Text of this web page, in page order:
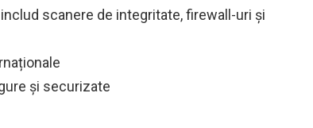
scanere de integritate, firewall-uri și
și securizate